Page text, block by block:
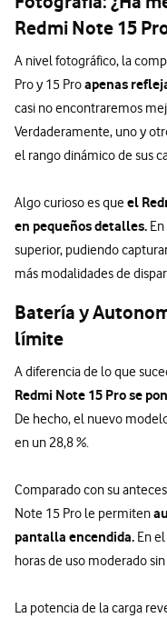
Redmi Note 15
A nivel fotográfico, la
Pro y 15 Proapenas
casi no encontraremos
Verdaderamente, uno y
el rango dinámico de sus
Algo curioso es queel
en pequeños detalles.
superior, pudiendo
más modalidades de
Batería y
límite
A diferencia de lo que
Redmi Note 15 Pro se
De hecho, el nuevo
en un 28,8 %.
Comparado con su
Note 15 Pro le permiten
pantalla encendida. En
horas de uso moderado
La potencia de la carga